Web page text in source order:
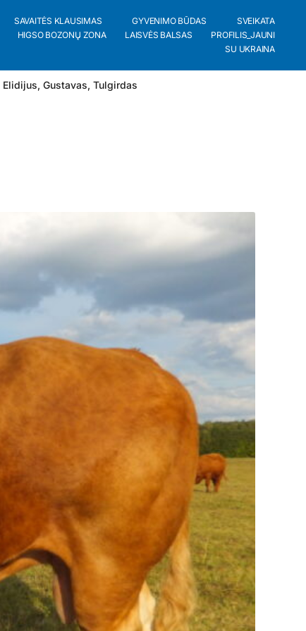
SAVAITĖS KLAUSIMAS GYVENIMO BŪDAS
SVEIKATA
HIGSO BOZONŲ ZONA LAISVĖS BALSAS
PROFILIS_JAUNI
SU UKRAINA
Elidijus, Gustavas, Tulgirdas